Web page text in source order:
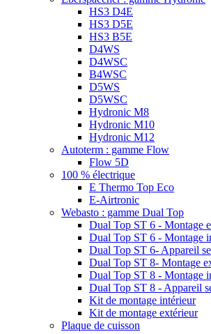
HS3 D4E
HS3 D5E
HS3 B5E
D4WS
D4WSC
B4WSC
D5WS
D5WSC
Hydronic M8
Hydronic M10
Hydronic M12
Autoterm : gamme Flow
Flow 5D
100 % électrique
E Thermo Top Eco
E-Airtronic
Webasto : gamme Dual Top
Dual Top ST 6 - Montage
Dual Top ST 6 - Montage
Dual Top ST 6- Appareil
Dual Top ST 8- Montage
Dual Top ST 8 - Montage
Dual Top ST 8 - Appareil
Kit de montage intérieur
Kit de montage extérieur
Plaque de cuisson